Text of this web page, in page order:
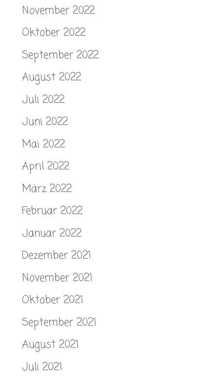
November 2022
Oktober 2022
September 2022
August 2022
Juli 2022
Juni 2022
Mai 2022
April 2022
März 2022
Februar 2022
Januar 2022
Dezember 2021
November 2021
Oktober 2021
September 2021
August 2021
Juli 2021